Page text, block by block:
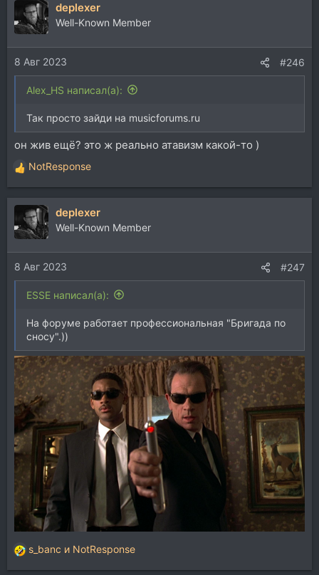
ц
и
и
:
deplexer
Well-Known Member
8 Авг 2023 #246
Alex_HS написал(а):
Так просто зайди на musicforums.ru
он жив ещё? это ж реально атавизм какой-то )
Р
е
а
ц
и
и
:
NotResponse
deplexer
Well-Known Member
8 Авг 2023 #247
ESSE написал(а):
На форуме работает профессиональная "Бригада по
сносу".))
Р
е
s_banc и NotResponse